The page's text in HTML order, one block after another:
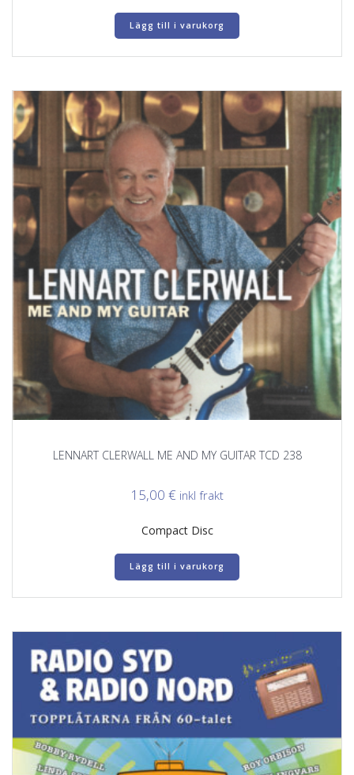
Lägg till i varukorg
LENNART CLERWALL ME AND MY GUITAR TCD 238
15,00 € inkl frakt
Compact Disc
Lägg till i varukorg